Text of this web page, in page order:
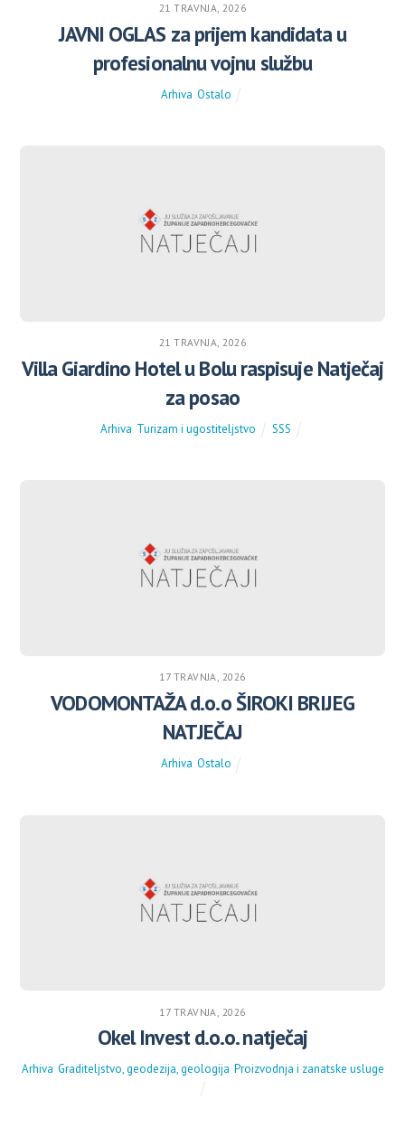
21 TRAVNJA, 2026
JAVNI OGLAS za prijem kandidata u
profesionalnu vojnu službu
Arhiva Ostalo
21 TRAVNJA, 2026
Villa Giardino Hotel u Bolu raspisuje Natječaj
za posao
Arhiva Turizam i ugostiteljstvo SSS
17 TRAVNJA, 2026
VODOMONTAŽA d.o.o ŠIROKI BRIJEG
NATJEČAJ
Arhiva Ostalo
17 TRAVNJA, 2026
Okel Invest d.o.o. natječaj
Arhiva Graditeljstvo, geodezija, geologija Proizvodnja i zanatske usluge